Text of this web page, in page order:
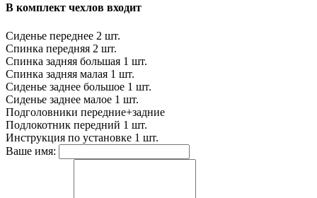
В комплект чехлов входит
Сиденье переднее 2 шт.
Спинка передняя 2 шт.
Спинка задняя большая 1 шт.
Спинка задняя малая 1 шт.
Сиденье заднее большое 1 шт.
Сиденье заднее малое 1 шт.
Подголовники передние+задние
Подлокотник передний 1 шт.
Инструкция по установке 1 шт.
Ваше имя: